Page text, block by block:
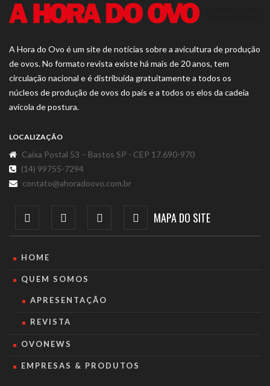
A Hora do Ovo é um site de notícias sobre a avicultura de produção
de ovos. No formato revista existe há mais de 20 anos, tem
circulação nacional e é distribuída gratuitamente a todos os
núcleos de produção de ovos do país e a todos os elos da cadeia
avícola de postura.
LOCALIZAÇÃO
Caixa Postal 53 – Bastos SP - CEP 17.690-970
(14) 99755-7294
contato@ahoradoovo.com.br
MAPA DO SITE
HOME
QUEM SOMOS
APRESENTAÇÃO
REVISTA
OVONEWS
EMPRESAS & PRODUTOS